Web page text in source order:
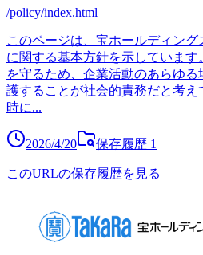
/policy/index.html
このページは、宝ホールディン
に関する基本方針を示していま
を守るため、企業活動のあらゆ
護することが社会的責務だと考
時に...
2026/4/20 保存履歴 1
このURLの保存履歴を見る